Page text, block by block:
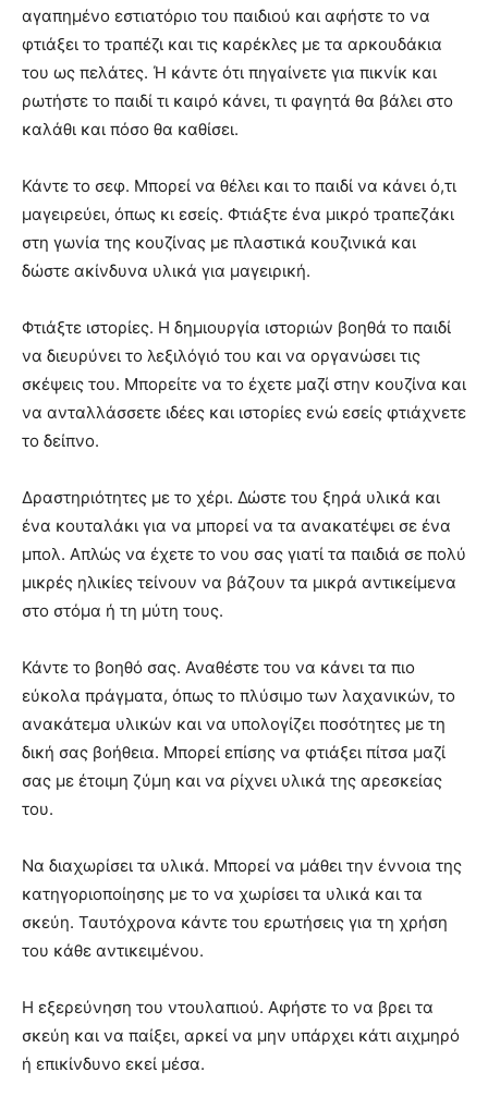
αγαπημένο εστιατόριο του παιδιού και αφήστε το να
φτιάξει το τραπέζι και τις καρέκλες με τα αρκουδάκια
του ως πελάτες. Ή κάντε ότι πηγαίνετε για πικνίκ και
ρωτήστε το παιδί τι καιρό κάνει, τι φαγητά θα βάλει στο
καλάθι και πόσο θα καθίσει.
Κάντε το σεφ. Μπορεί να θέλει και το παιδί να κάνει ό,τι
μαγειρεύει, όπως κι εσείς. Φτιάξτε ένα μικρό τραπεζάκι
στη γωνία της κουζίνας με πλαστικά κουζινικά και
δώστε ακίνδυνα υλικά για μαγειρική.
Φτιάξτε ιστορίες. Η δημιουργία ιστοριών βοηθά το παιδί
να διευρύνει το λεξιλόγιό του και να οργανώσει τις
σκέψεις του. Μπορείτε να το έχετε μαζί στην κουζίνα και
να ανταλλάσσετε ιδέες και ιστορίες ενώ εσείς φτιάχνετε
το δείπνο.
Δραστηριότητες με το χέρι. Δώστε του ξηρά υλικά και
ένα κουταλάκι για να μπορεί να τα ανακατέψει σε ένα
μπολ. Απλώς να έχετε το νου σας γιατί τα παιδιά σε πολύ
μικρές ηλικίες τείνουν να βάζουν τα μικρά αντικείμενα
στο στόμα ή τη μύτη τους.
Κάντε το βοηθό σας. Αναθέστε του να κάνει τα πιο
εύκολα πράγματα, όπως το πλύσιμο των λαχανικών, το
ανακάτεμα υλικών και να υπολογίζει ποσότητες με τη
δική σας βοήθεια. Μπορεί επίσης να φτιάξει πίτσα μαζί
σας με έτοιμη ζύμη και να ρίχνει υλικά της αρεσκείας
του.
Να διαχωρίσει τα υλικά. Μπορεί να μάθει την έννοια της
κατηγοριοποίησης με το να χωρίσει τα υλικά και τα
σκεύη. Ταυτόχρονα κάντε του ερωτήσεις για τη χρήση
του κάθε αντικειμένου.
Η εξερεύνηση του ντουλαπιού. Αφήστε το να βρει τα
σκεύη και να παίξει, αρκεί να μην υπάρχει κάτι αιχμηρό
ή επικίνδυνο εκεί μέσα.